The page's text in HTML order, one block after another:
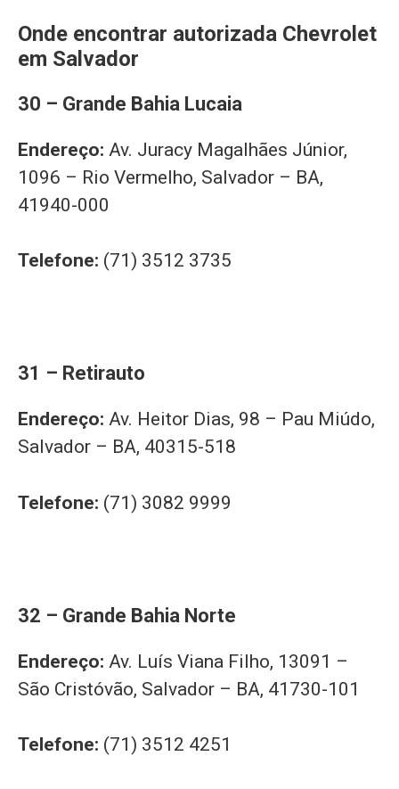
Onde encontrar autorizada Chevrolet
em Salvador
30 – Grande Bahia Lucaia
Endereço: Av. Juracy Magalhães Júnior,
1096 – Rio Vermelho, Salvador – BA,
41940-000
Telefone: (71) 3512 3735
31 – Retirauto
Endereço: Av. Heitor Dias, 98 – Pau Miúdo,
Salvador – BA, 40315-518
Telefone: (71) 3082 9999
32 – Grande Bahia Norte
Endereço: Av. Luís Viana Filho, 13091 –
São Cristóvão, Salvador – BA, 41730-101
Telefone: (71) 3512 4251